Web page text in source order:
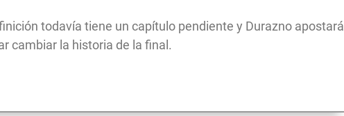
todavía tiene un capítulo pendiente y Durazno apostará
cambiar la historia de la final.